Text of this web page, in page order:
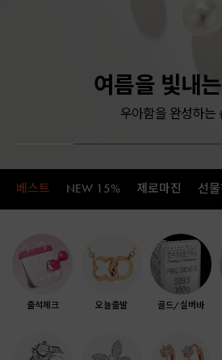
압도적 존재감, 랩
PREMIUM LAB
베스트 NEW 15% 제로마진 선물
출석체크 오늘출발 골드/실버바